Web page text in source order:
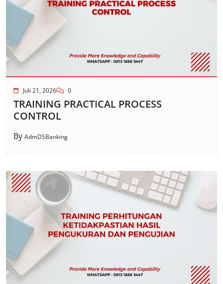
Juli 21, 2026 0
TRAINING PRACTICAL PROCESS
CONTROL
By AdmDSBanking